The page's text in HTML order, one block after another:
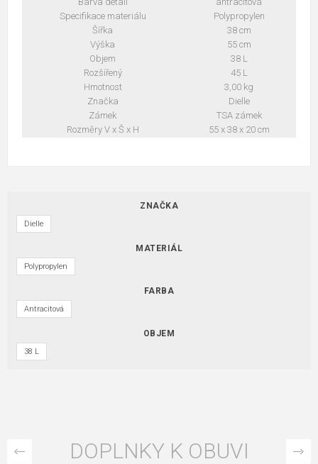
Specifikace materiálu
Polypropylen
Šířka
38 cm
Výška
55 cm
Objem
38 L
Rozšířený
45 L
Hmotnost
3,00 kg
Značka
Dielle
Zámek
TSA zámek
Rozměry V x Š x H
55 x 38 x 20 cm
ZNAČKA
Dielle
MATERIÁL
Polypropylen
FARBA
Antracitová
OBJEM
38 L
DOPLNKY K OBUVI